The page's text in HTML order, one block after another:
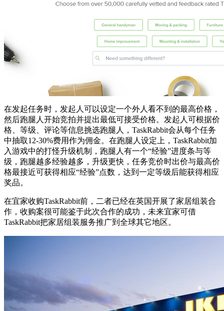
在发起任务时，发起人可以设定一个外人看不到的最高价格，
然后跑腿人开始竞拍并提出最低可接受价格。发起人可根据价
格、等级、评论等信息挑选跑腿人，TaskRabbit会从每个任务
中抽取12-30%费用作为佣金。在跑腿人设定上，TaskRabbit加
入游戏中的打怪升级机制，跑腿人有一个“经验”进度条与等
级，跑腿越多经验越多，升级更快，任务竞价时出价与最高价
格最接近可获得相应“经验”点数，达到一定等级后能获得相应
奖品。
在宜家收购TaskRabbit前，二者已经在英国开展了家居组装合
作，收购案很可能鉴于此次合作的成功，未来宜家可借
TaskRabbit把家居组装服务推广到全球其它地区。